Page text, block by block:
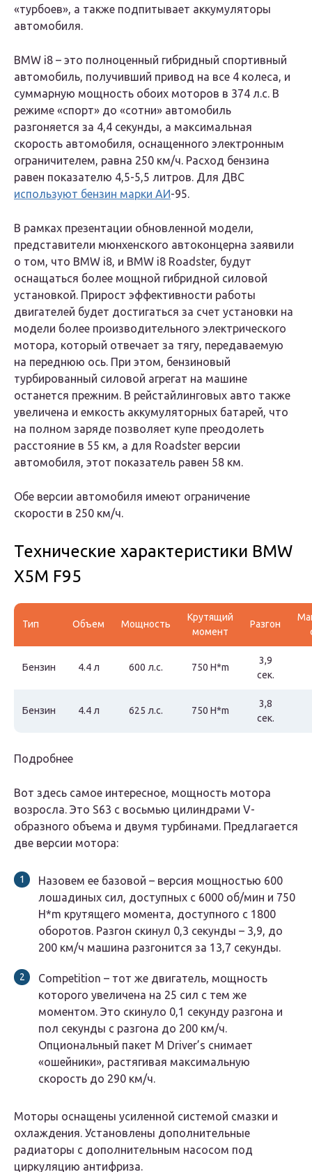
«турбоев», а также подпитывает аккумуляторы
автомобиля.
BMW i8 – это полноценный гибридный спортивный
автомобиль, получивший привод на все 4 колеса, и
суммарную мощность обоих моторов в 374 л.с. В
режиме «спорт» до «сотни» автомобиль
разгоняется за 4,4 секунды, а максимальная
скорость автомобиля, оснащенного электронным
ограничителем, равна 250 км/ч. Расход бензина
равен показателю 4,5-5,5 литров. Для ДВС
используют бензин марки АИ-95.
В рамках презентации обновленной модели,
представители мюнхенского автоконцерна заявили
о том, что BMW i8, и BMW i8 Roadster, будут
оснащаться более мощной гибридной силовой
установкой. Прирост эффективности работы
двигателей будет достигаться за счет установки на
модели более производительного электрического
мотора, который отвечает за тягу, передаваемую
на переднюю ось. При этом, бензиновый
турбированный силовой агрегат на машине
останется прежним. В рейстайлинговых авто также
увеличена и емкость аккумуляторных батарей, что
на полном заряде позволяет купе преодолеть
расстояние в 55 км, а для Roadster версии
автомобиля, этот показатель равен 58 км.
Обе версии автомобиля имеют ограничение
скорости в 250 км/ч.
Технические характеристики BMW
X5M F95
Тип Объем Мощность
Крутящий
момент
Разгон
Бензин 4.4 л 600 л.с. 750 H*m
3,9
сек.
Бензин 4.4 л 625 л.с. 750 H*m
3,8
сек.
Подробнее
Вот здесь самое интересное, мощность мотора
возросла. Это S63 с восьмью цилиндрами V-
образного объема и двумя турбинами. Предлагается
две версии мотора:
Назовем ее базовой – версия мощностью 600
лошадиных сил, доступных с 6000 об/мин и 750
H*m крутящего момента, доступного с 1800
оборотов. Разгон скинул 0,3 секунды – 3,9, до
200 км/ч машина разгонится за 13,7 секунды.
Competition – тот же двигатель, мощность
которого увеличена на 25 сил с тем же
моментом. Это скинуло 0,1 секунду разгона и
пол секунды с разгона до 200 км/ч.
Опциональный пакет M Driver’s снимает
«ошейники», растягивая максимальную
скорость до 290 км/ч.
Моторы оснащены усиленной системой смазки и
охлаждения. Установлены дополнительные
радиаторы с дополнительным насосом под
циркуляцию антифриза.